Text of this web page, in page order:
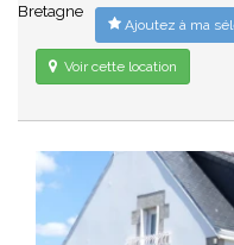
Bretagne
Ajoutez à ma
Voir cette location